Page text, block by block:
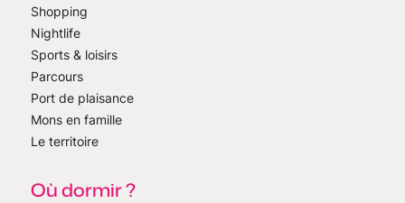
Shopping
Nightlife
Sports & loisirs
Parcours
Port de plaisance
Mons en famille
Le territoire
Où dormir ?